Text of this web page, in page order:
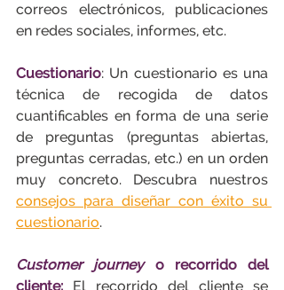
correos electrónicos, publicaciones
en redes sociales, informes, etc.
Cuestionario: Un cuestionario es una
técnica de recogida de datos
cuantificables en forma de una serie
de preguntas (preguntas abiertas,
preguntas cerradas, etc.) en un orden
consejos para diseñar con éxito su
cuestionario.
Customer journey o recorrido del
cliente:
El recorrido del cliente se